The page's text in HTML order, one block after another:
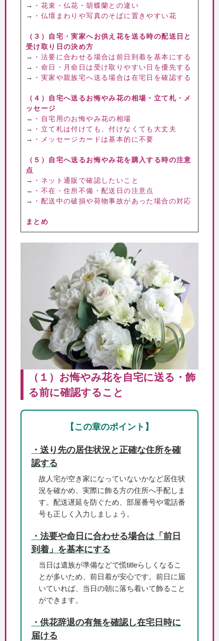
→
・花束・仏花・胡蝶蘭との違い
→
・仏壇まわりや写真のそばに置きやすい花
（３）自宅・実家へお供え花を送る時の配送日と
受け取り日の決め方
→
・法要に合わせる場合は前日到着を基本にする
→
・命日・月命日は受け取りやすい日を優先する
→
・実家や親族宅へ送る場合は在宅日を確認する
（４）自宅へ送るお悔やみ花の相場・立て札・メ
ッセージ
→
・自宅用のお悔やみ花の相場
→
・立て札は付けても、付けなくても大丈夫
→
・メッセージカードは基本的に不要
（５）自宅へ送るお悔やみ花を購入する時の注意
点
→
・ネット通販で確認したいこと
→
・不在・住所不備・配送日の注意点
→
・配送中の破損や荷物事故があった場合の対応
まとめ
（１）お悔やみ花を自宅に送る・飾
る前に確認すること
【この章のポイント】
・送り先の居住状況と正確な住所を確
認する
故人宅が空き家になっていないかなど居住状
況を確かめ、実際に飾る方の住所へ手配しま
す。配送遅延を防ぐため、部屋番号や電話番
号も正しく入力しましょう。
・法要や命日に合わせる場合は「前日
到着」を基本にする
当日は遺族が準備などで慌titleらしくなるこ
とが多いため、前日着が安心です。前日に届
いていれば、当日の朝に落ち着いて飾ること
ができます。
・供花辞退の有無を確認し在宅日時に
届ける